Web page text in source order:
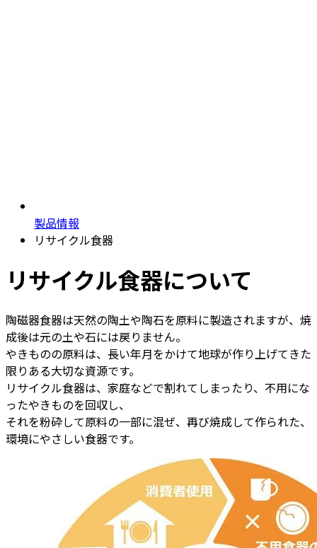
製品情報
リサイクル食器
リサイクル食器について
陶磁器食器は天然の陶土や陶石を原料に製造されますが、焼
成後は元の土や石には戻りません。
やきものの原料は、長い年月をかけて地球が作り上げてきた
限りある大切な資源です。
リサイクル食器は、家庭などで割れてしまったり、不用にな
ったやきものを回収し、
それを粉砕して原料の一部に混ぜ、再び焼成して作られた、
環境にやさしい食器です。